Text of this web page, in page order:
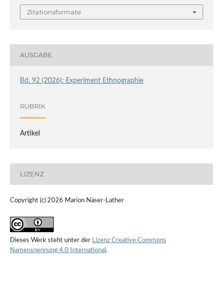
Zitationsformate
AUSGABE
Bd. 92 (2026): Experiment Ethnographie
RUBRIK
Artikel
LIZENZ
Copyright (c) 2026 Marion Näser-Lather
Dieses Werk steht unter der Lizenz Creative Commons
Namensnennung 4.0 International .